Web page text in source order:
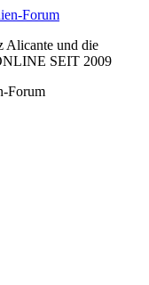
Alicante und die
SEIT 2009
Forum